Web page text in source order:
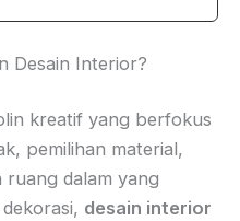
Desain Interior?
kreatif yang berfokus
pemilihan material,
dalam yang
desain interior